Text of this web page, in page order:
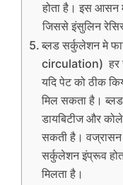
होता है। इस आसन
जिससे इंसुलिन
ब्लड सर्कुलेशन मे
circulation) हर
यदि पेट को ठीक
मिल सकता है। ब्लड
डायबिटीज और
सकती है। वज्रासन
सर्कुलेशन इंप्रूव
मिलता है।